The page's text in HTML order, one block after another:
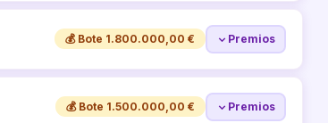
💰 Bote 1.800.000,00 € Premios
💰 Bote 1.500.000,00 € Premios